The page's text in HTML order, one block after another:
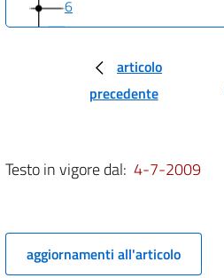
6
7
CAPO II
13
CAPO III
articolo
precedente
Testo in vigore dal: 4-7-2009
aggiornamenti all'articolo